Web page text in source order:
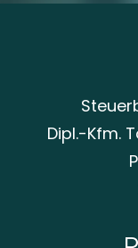
Dipl.-Kfm.